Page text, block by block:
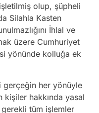
olup, şüpheli
Silahla Kasten
İhlal ve
üzere Cumhuriyet
yönünde kolluğa ek
gerçeğin her yönüyle
kişiler hakkında yasal
tüm işlemler